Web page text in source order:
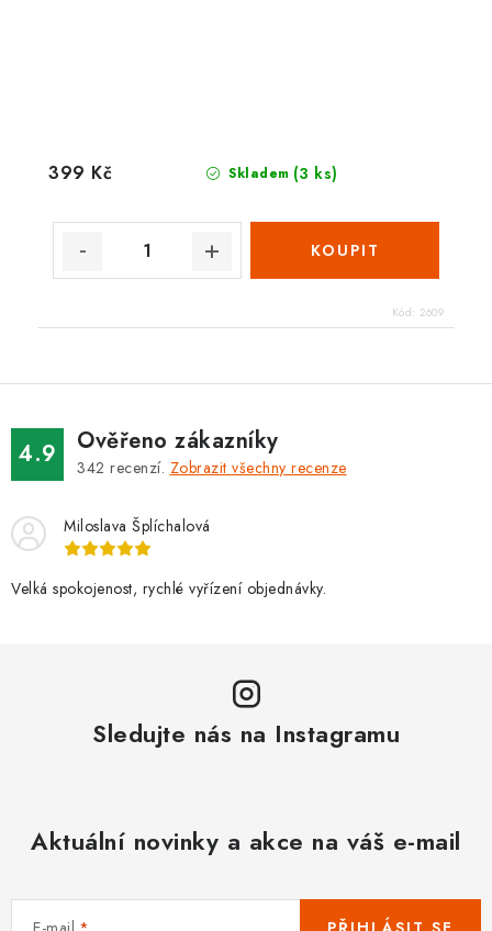
Skladem (3 ks)
399 Kč
Kód: 2609
4.9 Ověřeno zákazníky
342 recenzí. Zobrazit všechny recenze
Miloslava Šplíchalová
Velká spokojenost, rychlé vyřízení objednávky.
Sledujte nás na Instagramu
Aktuální novinky a akce na váš e-mail